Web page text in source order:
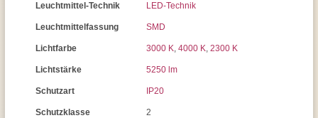
Leuchtmittel-Technik LED-Technik
Leuchtmittelfassung SMD
Lichtfarbe 3000 K, 4000 K, 2300 K
Lichtstärke 5250 lm
Schutzart IP20
Schutzklasse 2